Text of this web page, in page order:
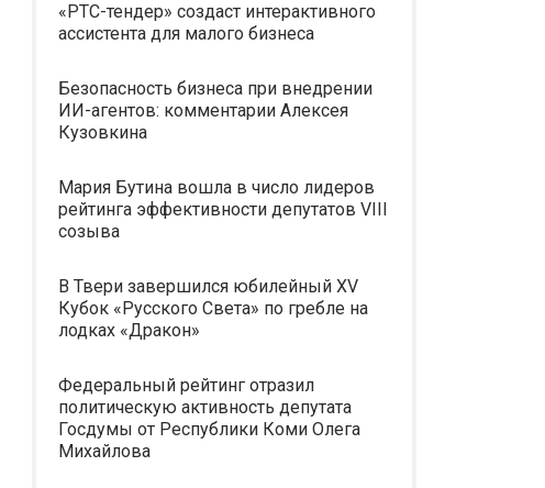
«РТС-тендер» создаст интерактивного
ассистента для малого бизнеса
Безопасность бизнеса при внедрении
ИИ-агентов: комментарии Алексея
Кузовкина
Мария Бутина вошла в число лидеров
рейтинга эффективности депутатов VIII
созыва
В Твери завершился юбилейный XV
Кубок «Русского Света» по гребле на
лодках «Дракон»
Федеральный рейтинг отразил
политическую активность депутата
Госдумы от Республики Коми Олега
Михайлова